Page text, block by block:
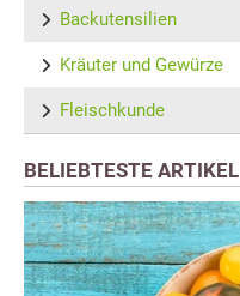
Backutensilien
Kräuter und Gewürze
Fleischkunde
BELIEBTESTE ARTIKEL